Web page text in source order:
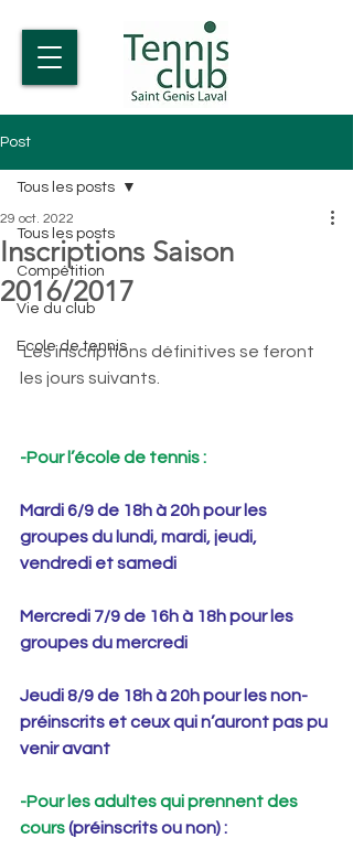
Post
Tous les posts
Compétition
Vie du club
Ecole de tennis
Tous les posts
Inscriptions Saison
2016/2017
29 oct. 2022
Les inscriptions définitives se feront
les jours suivants.
-Pour l’école de tennis :
Mardi 6/9 de 18h à 20h pour les
groupes du lundi, mardi, jeudi,
vendredi et samedi
Mercredi 7/9 de 16h à 18h pour les
groupes du mercredi
Jeudi 8/9 de 18h à 20h pour les non-
préinscrits et ceux qui n’auront pas pu
venir avant
-Pour les adultes qui prennent des
cours (préinscrits ou non) :